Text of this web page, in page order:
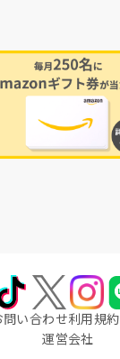
問い合わせ利用規約
運営会社